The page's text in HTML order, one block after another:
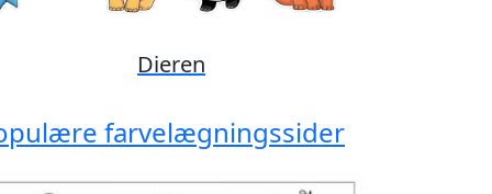
Disney
farvelægningssider